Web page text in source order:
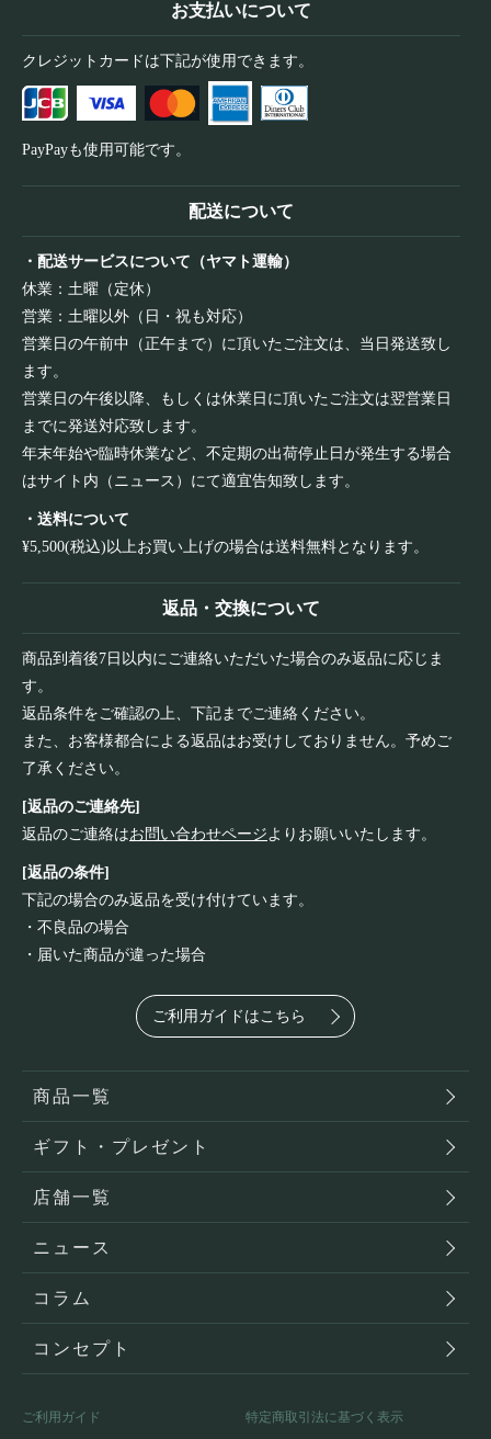
お支払いについて
クレジットカードは下記が使用できます。
PayPayも使用可能です。
配送について
・配送サービスについて（ヤマト運輸）
休業：土曜（定休）
営業：土曜以外（日・祝も対応）
営業日の午前中（正午まで）に頂いたご注文は、当日発送致し
ます。
営業日の午後以降、もしくは休業日に頂いたご注文は翌営業日
までに発送対応致します。
年末年始や臨時休業など、不定期の出荷停止日が発生する場合
はサイト内（ニュース）にて適宜告知致します。
・送料について
¥5,500(税込)以上お買い上げの場合は送料無料となります。
返品・交換について
商品到着後7日以内にご連絡いただいた場合のみ返品に応じま
す。
返品条件をご確認の上、下記までご連絡ください。
また、お客様都合による返品はお受けしておりません。予めご
了承ください。
[返品のご連絡先]
返品のご連絡はお問い合わせページよりお願いいたします。
[返品の条件]
下記の場合のみ返品を受け付けています。
・不良品の場合
・届いた商品が違った場合
ご利用ガイドはこちら
商品一覧
ギフト・プレゼント
店舗一覧
ニュース
コラム
コンセプト
ご利用ガイド 特定商取引法に基づく表示